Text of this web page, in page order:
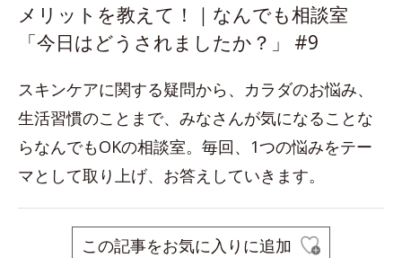
メリットを教えて！｜なんでも相談室
「今日はどうされましたか？」 #9
スキンケアに関する疑問から、カラダのお悩み、
生活習慣のことまで、みなさんが気になることな
らなんでもOKの相談室。毎回、1つの悩みをテー
マとして取り上げ、お答えしていきます。
この記事をお気に入りに追加